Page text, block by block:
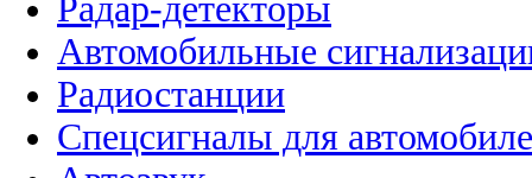
Радар-детекторы
Автомобильные
Радиостанции
Спецсигналы для